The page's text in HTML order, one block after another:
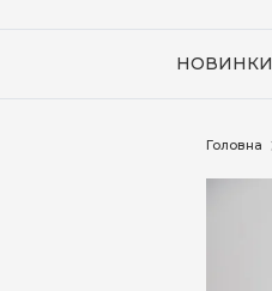
НОВИНКИ
Головна